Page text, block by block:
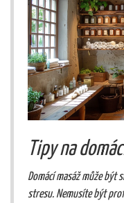
Tipy na
Domácí masáž může být
stresu. Nemusíte být